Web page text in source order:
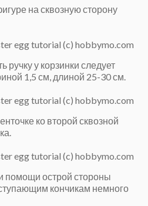
на сквозную сторону
ручку у корзинки следует
1,5 см, длиной 25-30 см.
ко второй сквозной
помощи острой стороны
кончикам немного